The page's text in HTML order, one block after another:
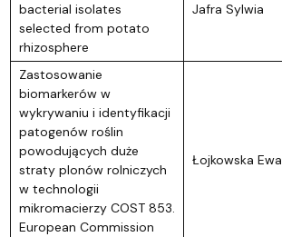
bacterial isolates
selected from potato
rhizosphere
Jafra Sylwia
Zastosowanie
biomarkerów w
wykrywaniu i identyfikacji
patogenów roślin
powodujących duże
straty plonów rolniczych
w technologii
mikromacierzy COST 853.
European Commission
Łojkowska Ewa